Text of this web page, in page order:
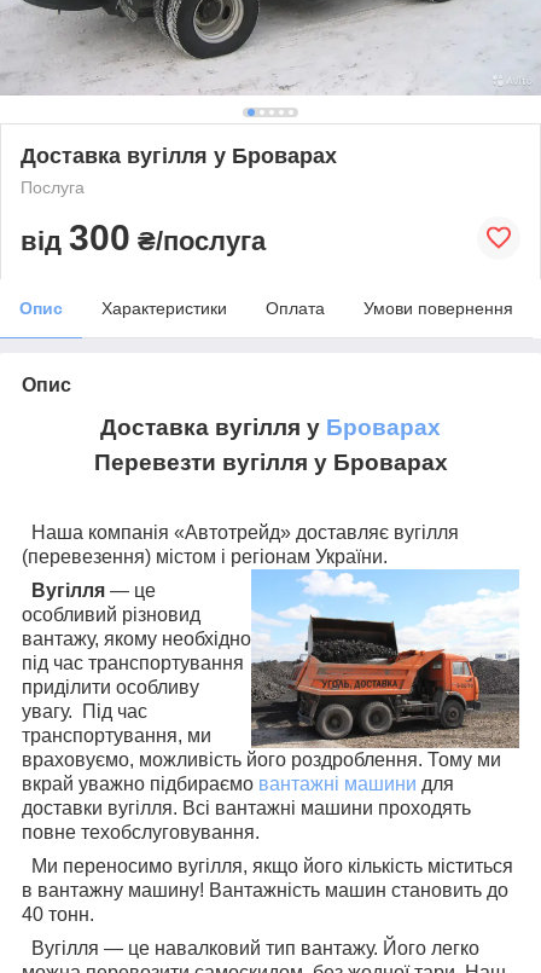
Доставка вугілля у Броварах
Послуга
від 300 ₴/послуга
Опис Характеристики Оплата Умови повернення
Опис
Доставка вугілля у Броварах
Перевезти вугілля у Броварах
Наша компанія «Автотрейд» доставляє вугілля
(перевезення) містом і регіонам України.
Вугілля — це
особливий різновид
вантажу, якому необхідно
під час транспортування
приділити особливу
увагу. Під час
транспортування, ми
враховуємо, можливість його роздроблення. Тому ми
вкрай уважно підбираємо вантажні машини для
доставки вугілля. Всі вантажні машини проходять
повне техобслуговування.
Ми переносимо вугілля, якщо його кількість міститься
в вантажну машину! Вантажність машин становить до
40 тонн.
Вугілля — це навалковий тип вантажу. Його легко